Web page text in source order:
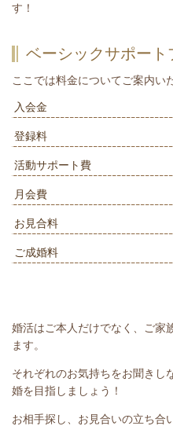
す！
ベーシックサポート
ここでは料金についてご案内い
入会金
登録料
活動サポート費
月会費
お見合料
ご成婚料
婚活はご本人だけでなく、ご家
ます。
それぞれのお気持ちをお聞きし
婚を目指しましょう！
お相手探し、お見合いの立ち合